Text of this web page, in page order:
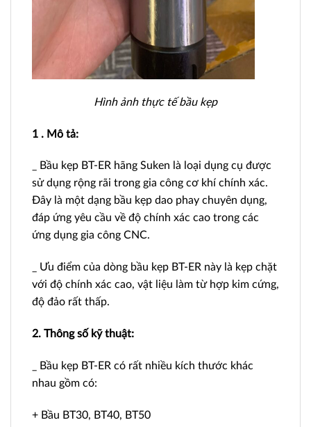
Hình ảnh thực tế bầu kẹp
1 . Mô tả:
_ Bầu kẹp BT-ER hãng Suken là loại dụng cụ được
sử dụng rộng rãi trong gia công cơ khí chính xác.
Đây là một dạng bầu kẹp dao phay chuyên dụng,
đáp ứng yêu cầu về độ chính xác cao trong các
ứng dụng gia công CNC.
_ Ưu điểm của dòng bầu kẹp BT-ER này là kẹp chặt
với độ chính xác cao, vật liệu làm từ hợp kim cứng,
độ đảo rất thấp.
2. Thông số kỹ thuật:
_ Bầu kẹp BT-ER có rất nhiều kích thước khác
nhau gồm có:
+ Bầu BT30, BT40, BT50